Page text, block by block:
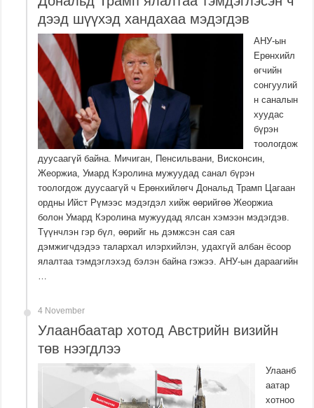
дээд шүүхэд хандахаа мэдэгдэв
АНУ-ын
Ерөнхийл
өгчийн
сонгуулий
н саналын
хуудас
бүрэн
тоологдож
дуусаагүй байна. Мичиган, Пенсильвани, Висконсин,
Жеоржиа, Умард Кэролина мужуудад санал бүрэн
тоологдож дуусаагүй ч Ерөнхийлөгч Дональд Трамп Цагаан
ордны Ийст Рүмээс мэдэгдэл хийж өөрийгөө Жеоржиа
болон Умард Кэролина мужуудад ялсан хэмээн мэдэгдэв.
Түүнчлэн гэр бүл, өөрийг нь дэмжсэн сая сая
дэмжигчдэдээ талархал илэрхийлэн, удахгүй албан ёсоор
ялалтаа тэмдэглэхэд бэлэн байна гэжээ. АНУ-ын дараагийн
4 November
Улаанбаатар хотод Австрийн визийн
төв нээгдлээ
Улаанб
аатар
хотноо